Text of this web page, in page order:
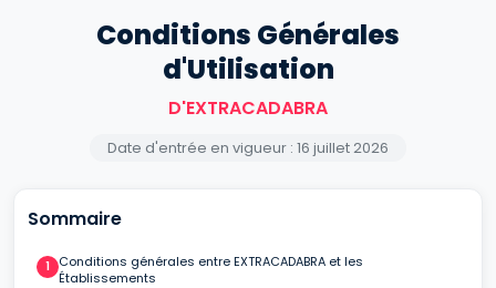
Conditions Générales
d'Utilisation
D'EXTRACADABRA
Date d'entrée en vigueur : 16 juillet 2026
Sommaire
Conditions générales entre EXTRACADABRA et les
Établissements